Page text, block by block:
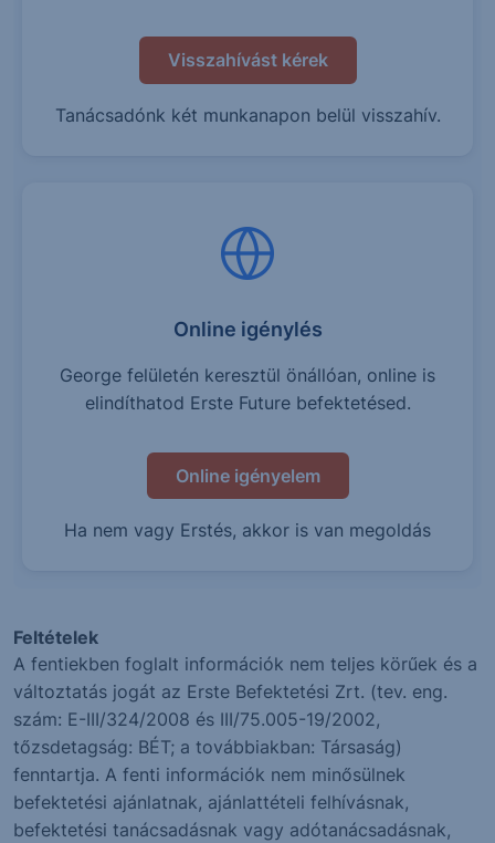
Visszahívást kérek
Tanácsadónk két munkanapon belül visszahív.
Online igénylés
George felületén keresztül önállóan, online is
elindíthatod Erste Future befektetésed.
Online igényelem
Ha nem vagy Erstés, akkor is van megoldás
Feltételek
A fentiekben foglalt információk nem teljes körűek és a
változtatás jogát az Erste Befektetési Zrt. (tev. eng.
szám: E-III/324/2008 és III/75.005-19/2002,
tőzsdetagság: BÉT; a továbbiakban: Társaság)
fenntartja. A fenti információk nem minősülnek
befektetési ajánlatnak, ajánlattételi felhívásnak,
befektetési tanácsadásnak vagy adótanácsadásnak,